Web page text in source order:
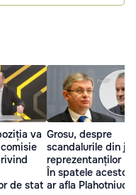
va
de stat
Grosu, despre
scandalurile din
reprezentanților
În spatele
ar afla Plahotniuc